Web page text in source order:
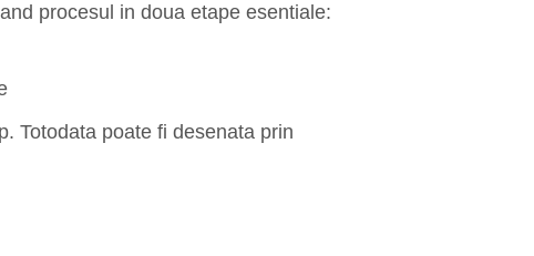
procesul in doua etape esentiale:
Totodata poate fi desenata prin